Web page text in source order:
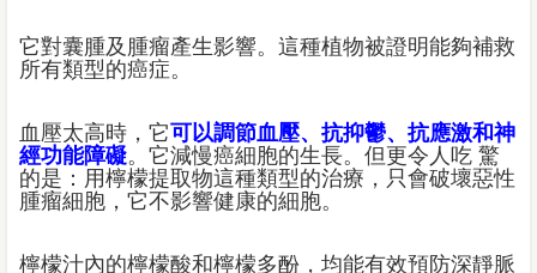
它對囊腫及腫瘤產生影響。這種植物被證明能夠補救
所有類型的癌症。
血壓太高時，它可以調節血壓、抗抑鬱、抗應激和神
經功能障礙。它減慢癌細胞的生長。但更令人吃 驚
的是：用檸檬提取物這種類型的治療，只會破壞惡性
腫瘤細胞，它不影響健康的細胞。
檸檬汁內的檸檬酸和檸檬多酚，均能有效預防深靜脈